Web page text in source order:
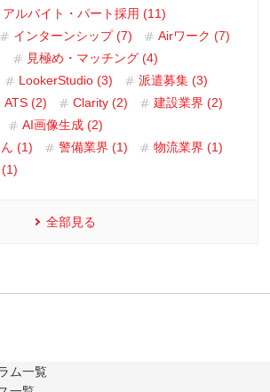
アルバイト・パート採用 (11)
インターンシップ (7)
Airワーク (7)
見極め・マッチング (4)
LookerStudio (3)
派遣募集 (3)
ATS (2) Clarity (2)
建設業界 (2)
AI画像生成 (2)
(1)
警備業界 (1)
物流業界 (1)
(1)
全部見る
ム一覧